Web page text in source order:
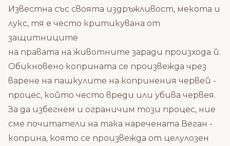
Известна със своята издръжливост, мекота и
лукс, тя е често критикувана от
защитниците
на правата на животните заради произхода й.
Обикновено коприната се произвежда чрез
варене на пашкулите на копринения червей -
процес, който често вреди или убива червея.
За да избегнем и ограничим този процес, ние
сме почитатели на така наречената Веган -
коприна, която се произвежда от целулозен